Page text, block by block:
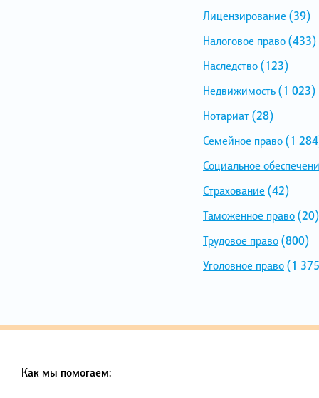
Лицензирование (39)
Налоговое право(433)
Наследство(123)
Недвижимость(1 023)
Нотариат(28)
Семейное право(1
Социальное
Страхование (42)
Таможенное право(20)
Трудовое право(800)
Уголовное право(1
Как мы помогаем: